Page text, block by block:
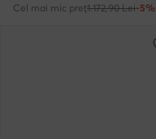
Cel mai mic preț1.172,90 Lei-5%